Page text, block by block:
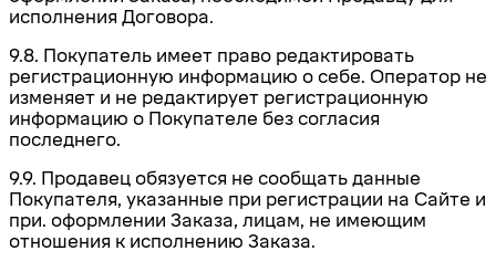
исполнения Договора.
9.8. Покупатель имеет право редактировать
регистрационную информацию о себе. Оператор не
изменяет и не редактирует регистрационную
информацию о Покупателе без согласия
последнего.
9.9. Продавец обязуется не сообщать данные
Покупателя, указанные при регистрации на Сайте и
при. оформлении Заказа, лицам, не имеющим
отношения к исполнению Заказа.